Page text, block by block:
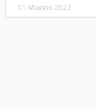
01 Maggio 2022